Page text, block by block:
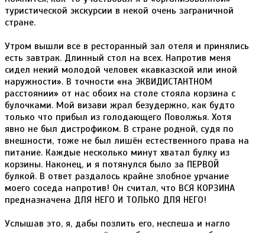
туристической экскурсии в некой очень заграничной
стране.
Утром вышли все в ресторанный зал отеля и принялись
есть завтрак. Длинный стол на всех. Напротив меня
сидел некий молодой человек «кавказской или иной
наружности». В точности «на ЭКВИДИСТАНТНОМ
расстоянии» от нас обоих на столе стояла корзина с
булочками. Мой визави жрал безудержно, как будто
только что прибыл из голодающего Поволжья. Хотя
явно не был дистрофиком. В стране родной, судя по
внешности, тоже не был лишён естественного права на
питание. Каждые несколько минут хватал булку из
корзины. Наконец, и я потянулся было за ПЕРВОЙ
булкой. В ответ раздалось крайне злобное урчание
моего соседа напротив! Он считал, что ВСЯ КОРЗИНА
предназначена ДЛЯ НЕГО И ТОЛЬКО ДЛЯ НЕГО!
Услышав это, я, дабы позлить его, неспеша и нагло